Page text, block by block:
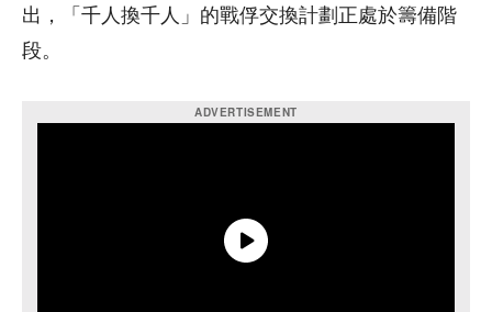
出，「千人換千人」的戰俘交換計劃正處於籌備階
段。